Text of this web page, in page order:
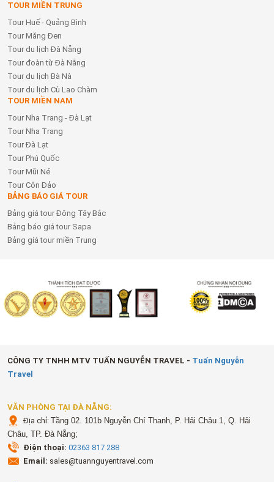
TOUR MIỀN TRUNG
Tour Huế - Quảng Bình
Tour Măng Đen
Tour du lịch Đà Nẵng
Tour đoàn từ Đà Nẵng
Tour du lịch Bà Nà
Tour du lịch Cù Lao Chàm
TOUR MIỀN NAM
Tour Nha Trang - Đà Lạt
Tour Nha Trang
Tour Đà Lạt
Tour Phú Quốc
Tour Mũi Né
Tour Côn Đảo
BẢNG BÁO GIÁ TOUR
Bảng giá tour Đông Tây Bắc
Bảng báo giá tour Sapa
Bảng giá tour miền Trung
CÔNG TY TNHH MTV TUẤN NGUYỄN TRAVEL - Tuấn Nguyễn
Travel
VĂN PHÒNG TẠI ĐÀ NẴNG:
Địa chỉ:Tầng 02. 101b Nguyễn Chí Thanh, P. Hải Châu 1, Q. Hải
Châu, TP. Đà Nẵng;
Điện thoại: 02363 817 288
Email: sales@tuannguyentravel.com